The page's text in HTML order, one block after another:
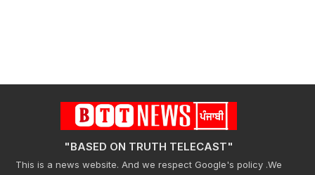
"BASED ON TRUTH TELECAST"
This is a news website. And we respect Google's policy .We